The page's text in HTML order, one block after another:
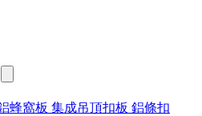
蜂窩板 集成吊頂扣板 鋁條扣